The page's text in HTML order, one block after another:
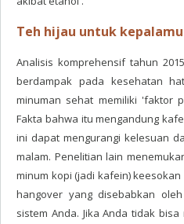
Teh hijau untuk kepalamu
Analisis komprehensif tahun
berdampak pada kesehatan
minuman sehat memiliki 'faktor
Fakta bahwa itu mengandung
ini dapat mengurangi kelesuan
malam. Penelitian lain
minum kopi (jadi kafein)
hangover yang disebabkan
sistem Anda. Jika Anda tidak